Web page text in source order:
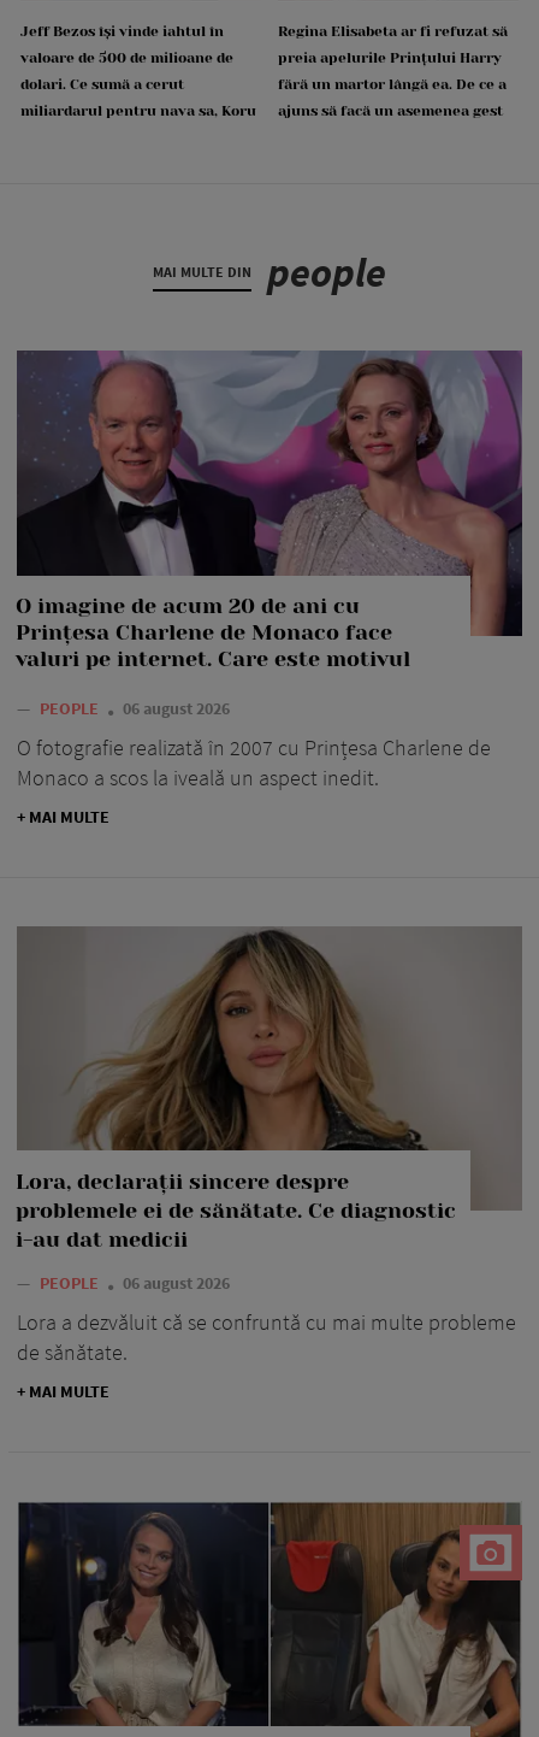
Jeff Bezos își vinde iahtul în
valoare de 500 de milioane de
dolari. Ce sumă a cerut
miliardarul pentru nava sa, Koru
Regina Elisabeta ar fi refuzat să
preia apelurile Prințului Harry
fără un martor lângă ea. De ce a
ajuns să facă un asemenea gest
MAI MULTE DIN people
O imagine de acum 20 de ani cu
Prințesa Charlene de Monaco face
valuri pe internet. Care este motivul
— PEOPLE 06 august 2026
O fotografie realizată în 2007 cu Prințesa Charlene de
Monaco a scos la iveală un aspect inedit.
+ MAI MULTE
Lora, declarații sincere despre
problemele ei de sănătate. Ce diagnostic
i-au dat medicii
— PEOPLE 06 august 2026
Lora a dezvăluit că se confruntă cu mai multe probleme
de sănătate.
+ MAI MULTE